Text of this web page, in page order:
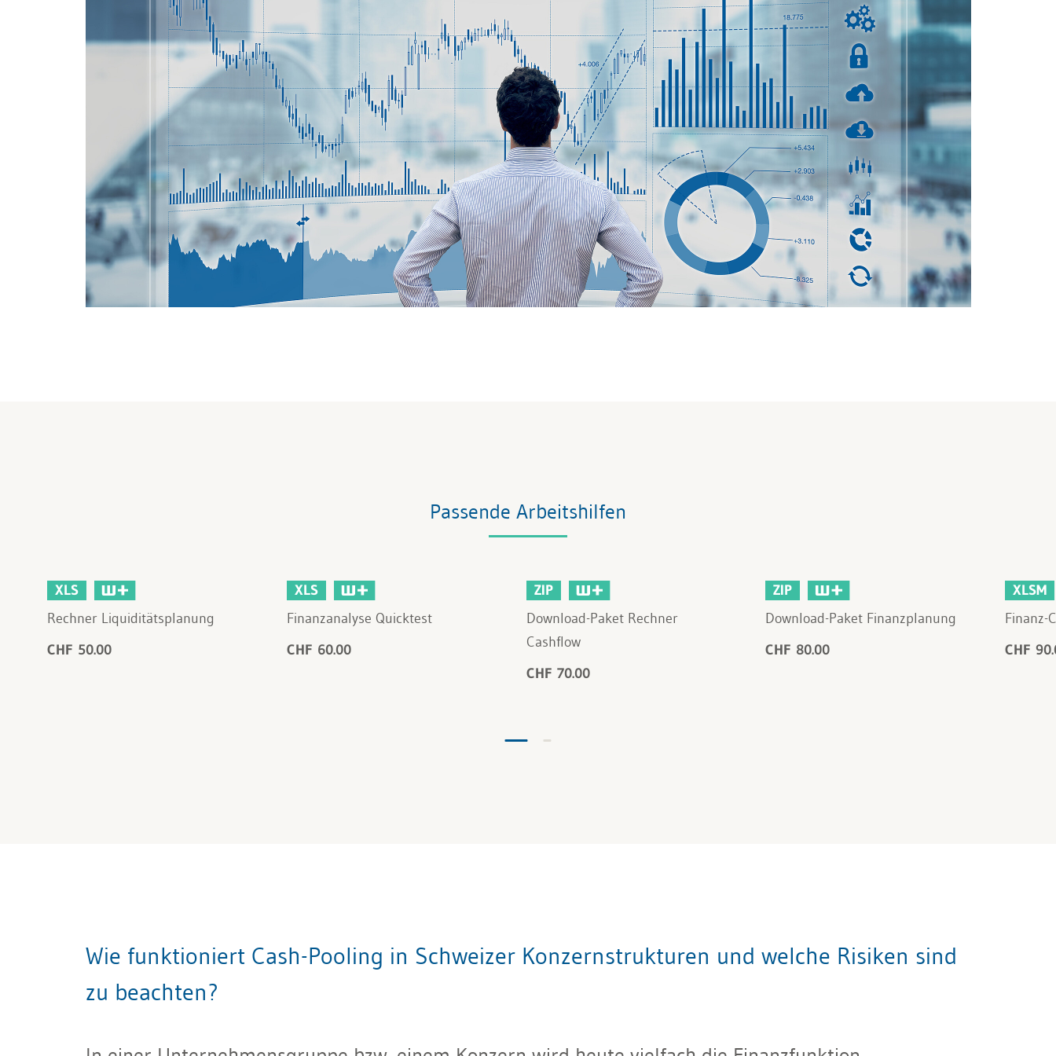
Passende Arbeitshilfen
XLS
Rechner Liquiditätsplanung
CHF 50.00
XLS
Finanzanalyse Quicktest
CHF 60.00
ZIP
Download-Paket Rechner
Cashflow
CHF 70.00
ZIP
Download-Paket Finanzplanung
CHF 80.00
XLSM
Finanz-
CHF
Wie funktioniert Cash-Pooling in Schweizer Konzernstrukturen und welche Risiken sind
zu beachten?